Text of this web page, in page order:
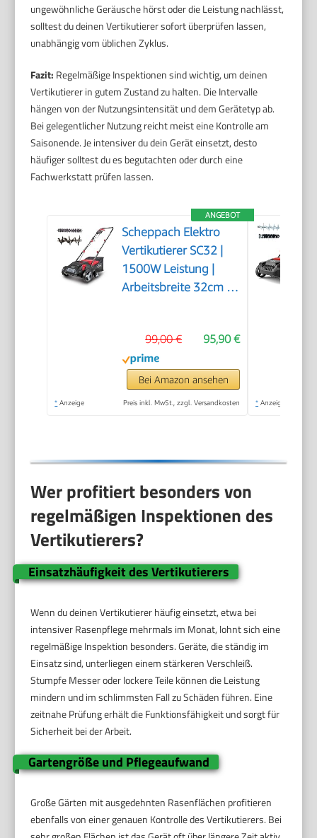
ungewöhnliche Geräusche hörst oder die Leistung nachlässt,
solltest du deinen Vertikutierer sofort überprüfen lassen,
unabhängig vom üblichen Zyklus.
Fazit: Regelmäßige Inspektionen sind wichtig, um deinen
Vertikutierer in gutem Zustand zu halten. Die Intervalle
hängen von der Nutzungsintensität und dem Gerätetyp ab.
Bei gelegentlicher Nutzung reicht meist eine Kontrolle am
Saisonende. Je intensiver du dein Gerät einsetzt, desto
häufiger solltest du es begutachten oder durch eine
Fachwerkstatt prüfen lassen.
ANGEBOT
Scheppach Elektro
Vertikutierer SC32 |
1500W Leistung |
Arbeitsbreite 32cm |
Höhenverstellung/bis
4mm |
Vertikutierwalze (16
Messer) und
95,90 €
99,00 €
Bei Amazon ansehen
* Anzeige Preis inkl. MwSt., zzgl. Versandkosten * Anzeige
Wer profitiert besonders von
regelmäßigen Inspektionen des
Vertikutierers?
Einsatzhäufigkeit des Vertikutierers
Wenn du deinen Vertikutierer häufig einsetzt, etwa bei
intensiver Rasenpflege mehrmals im Monat, lohnt sich eine
regelmäßige Inspektion besonders. Geräte, die ständig im
Einsatz sind, unterliegen einem stärkeren Verschleiß.
Stumpfe Messer oder lockere Teile können die Leistung
mindern und im schlimmsten Fall zu Schäden führen. Eine
zeitnahe Prüfung erhält die Funktionsfähigkeit und sorgt für
Sicherheit bei der Arbeit.
Gartengröße und Pflegeaufwand
Große Gärten mit ausgedehnten Rasenflächen profitieren
ebenfalls von einer genauen Kontrolle des Vertikutierers. Bei